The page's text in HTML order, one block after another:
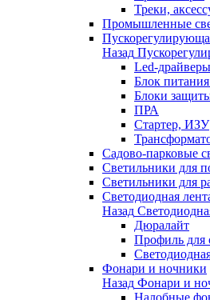
Треки,
Промышленные
Назад
Led-драйверы
Блок
Блоки
ПРА
Стартер, ИЗУ
Садово-парковые
Светильники для
Светильники для
Светодиодная
Назад
Дюралайт
Профиль для
Фонари и ночники
Назад Фонари и
Налобные